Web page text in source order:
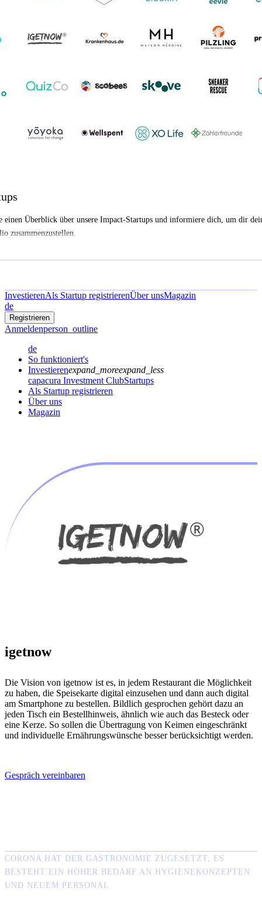
einen Überblick über unsere Impact-Startups und informiere dich, um dir
zusammenzustellen.
InvestierenAls Startup registrierenÜber unsMagazin
de
Registrieren
Anmeldenperson_outline
de
So funktioniert's
Investierenexpand_moreexpand_less
capacura Investment ClubStartups
Als Startup registrieren
Über uns
Magazin
igetnow
Die Vision von igetnow ist es, in jedem Restaurant die Möglichkeit
zu haben, die Speisekarte digital einzusehen und dann auch digital
am Smartphone zu bestellen. Bildlich gesprochen gehört dazu an
jeden Tisch ein Bestellhinweis, ähnlich wie auch das Besteck oder
eine Kerze. So sollen die Übertragung von Keimen eingeschränkt
und individuelle Ernährungswünsche besser berücksichtigt werden.
Gespräch vereinbaren
CORONA HAT DER GASTRONOMIE ZUGESETZT, ES
BESTEHT EIN HOHER BEDARF AN HYGIENEKONZEPTEN
UND NEUEM PERSONAL